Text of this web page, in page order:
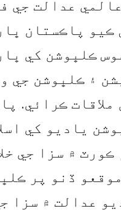
عدالت جي
ڪيو پاڪستان
ڪلڀوشن کي
۽ ڪلڀوشن جي
ملاقات ڪرائي.
ياديو کي
ڪورٽ ۾ سزا جي
ڏنو پر
عدالت ۾ سزا